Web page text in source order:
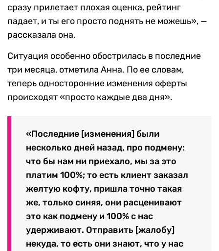
сразу прилетает плохая оценка, рейтинг
падает, и ты его просто поднять не можешь», —
рассказала она.
Ситуация особенно обострилась в последние
три месяца, отметила Анна. По ее словам,
теперь односторонние изменения оферты
происходят «просто каждые два дня».
«Последние [изменения] были
несколько дней назад, про подмену:
что бы нам ни приехало, мы за это
платим 100%; то есть клиент заказал
желтую кофту, пришла точно такая
же, только синяя, они расценивают
это как подмену и 100% с нас
удерживают. Отправить [жалобу]
некуда, то есть они знают, что у нас